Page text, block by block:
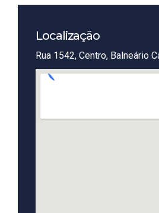
Localização
Rua 1542, Centro, Balneário